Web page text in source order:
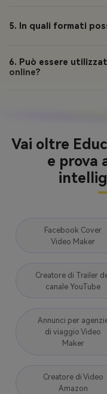
5. In quali formati
6. Può essere
online?
Vai oltre
e prova
Facebook Cover
Video Maker
Creatore di Trailer
canale YouTube
Annunci per
di viaggio Video
Maker
Creatore di Video
Amazon